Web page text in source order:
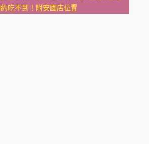
吃不到！附安國店位置